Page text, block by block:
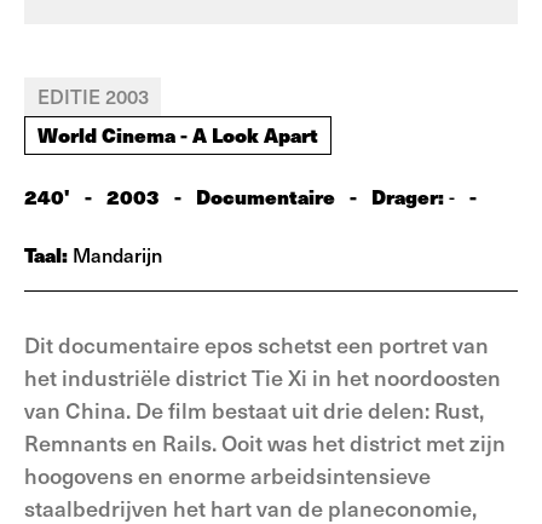
EDITIE 2003
World Cinema - A Look Apart
240' - 2003 - Documentaire - Drager:- -
Taal: Mandarijn
Dit documentaire epos schetst een portret van
het industriële district Tie Xi in het noordoosten
van China. De film bestaat uit drie delen: Rust,
Remnants en Rails. Ooit was het district met zijn
hoogovens en enorme arbeidsintensieve
staalbedrijven het hart van de planeconomie,